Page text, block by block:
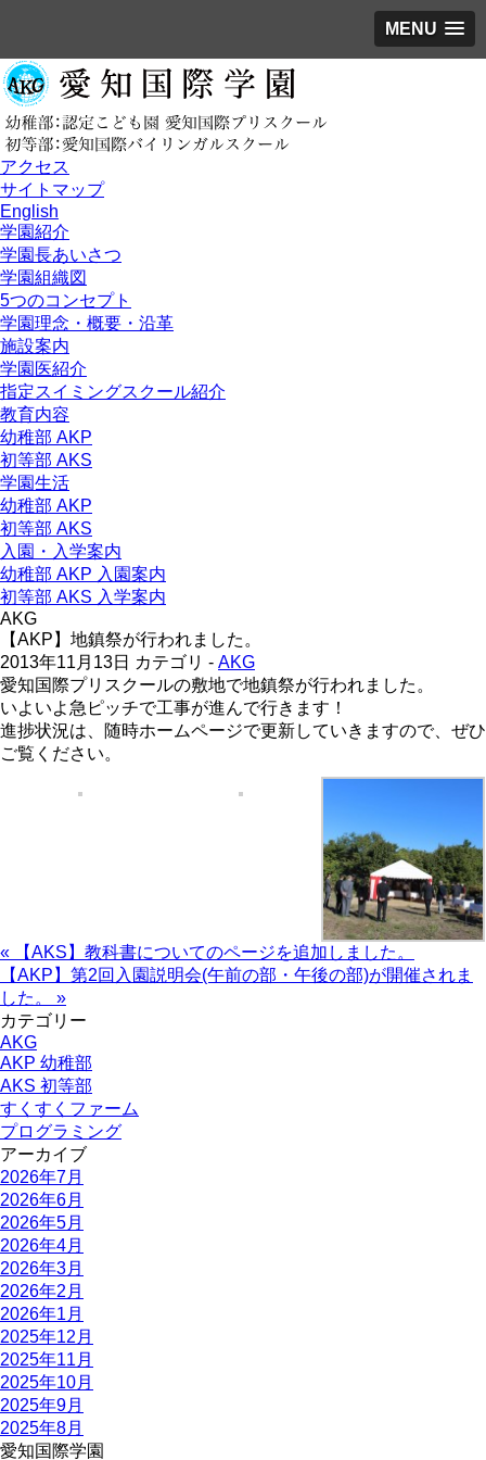
MENU
アクセス
サイトマップ
English
学園紹介
学園長あいさつ
学園組織図
5つのコンセプト
学園理念・概要・沿革
施設案内
学園医紹介
指定スイミングスクール紹介
教育内容
幼稚部 AKP
初等部 AKS
学園生活
幼稚部 AKP
初等部 AKS
入園・入学案内
幼稚部 AKP 入園案内
初等部 AKS 入学案内
AKG
【AKP】地鎮祭が行われました。
2013年11月13日 カテゴリ - AKG
愛知国際プリスクールの敷地で地鎮祭が行われました。
いよいよ急ピッチで工事が進んで行きます！
進捗状況は、随時ホームページで更新していきますので、ぜひ
ご覧ください。
« 【AKS】教科書についてのページを追加しました。
【AKP】第2回入園説明会(午前の部・午後の部)が開催されま
した。 »
カテゴリー
AKG
AKP 幼稚部
AKS 初等部
すくすくファーム
プログラミング
アーカイブ
2026年7月
2026年6月
2026年5月
2026年4月
2026年3月
2026年2月
2026年1月
2025年12月
2025年11月
2025年10月
2025年9月
2025年8月
愛知国際学園